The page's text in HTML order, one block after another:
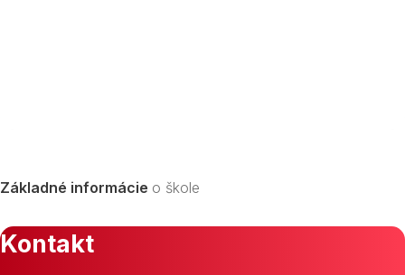
Základné informácie o škole
Kontakt